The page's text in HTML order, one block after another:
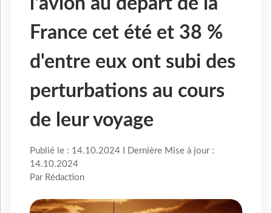
France cet été et 38 %
d'entre eux ont subi des
perturbations au cours
de leur voyage
Publié le : 14.10.2024 I Dernière Mise à jour :
14.10.2024
Par Rédaction